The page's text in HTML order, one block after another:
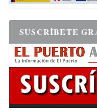
SUSCRÍBETE